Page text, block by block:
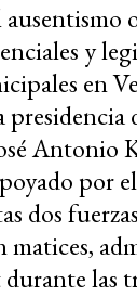
y
en
Antonio
por
dos
matices,
las